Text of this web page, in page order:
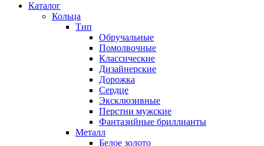
Каталог
Кольца
Тип
Обручальные
Помолвочные
Классические
Дизайнерские
Дорожка
Сердце
Эксклюзивные
Перстни мужские
Фантазийные бриллианты
Металл
Белое золото